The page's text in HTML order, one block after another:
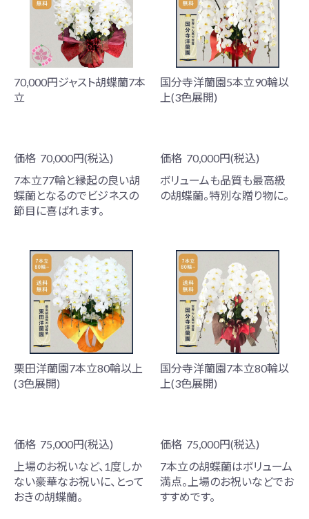
70,000円ジャスト胡蝶蘭7本
立
価格 70,000円(税込)
7本立77輪と縁起の良い胡
蝶蘭となるのでビジネスの
節目に喜ばれます。
国分寺洋蘭園5本立90輪以
上(3色展開)
価格 70,000円(税込)
ボリュームも品質も最高級
の胡蝶蘭。特別な贈り物に。
栗田洋蘭園7本立80輪以上
(3色展開)
価格 75,000円(税込)
上場のお祝いなど、1度しか
ない豪華なお祝いに、とって
おきの胡蝶蘭。
国分寺洋蘭園7本立80輪以
上(3色展開)
価格 75,000円(税込)
7本立の胡蝶蘭はボリューム
満点。上場のお祝いなどでお
すすめです。